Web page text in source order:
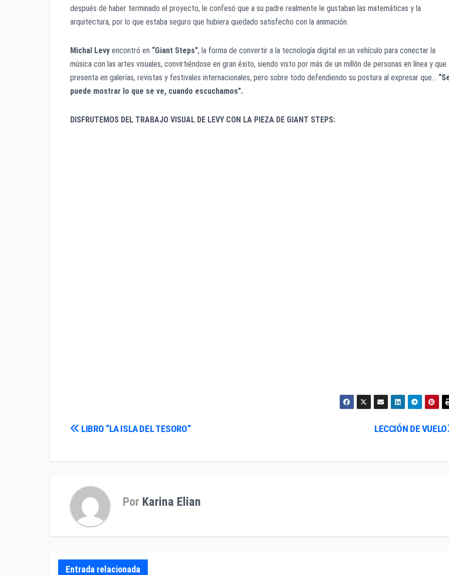
después de haber terminado el proyecto, le confesó que a su padre realmente le gustaban las matemáticas y la
arquitectura, por lo que estaba seguro que hubiera quedado satisfecho con la animación.
Michal Levy encontró en “Giant Steps”, la forma de convertir a la tecnología digital en un vehículo para conectar la
música con las artes visuales, convirtiéndose en gran éxito, siendo visto por más de un millón de personas en línea y que
presenta en galerías, revistas y festivales internacionales, pero sobre todo defendiendo su postura al expresar que…
puede mostrar lo que se ve, cuando escuchamos”.
DISFRUTEMOS DEL TRABAJO VISUAL DE LEVY CON LA PIEZA DE GIANT STEPS:
Navegación
LECCIÓN DE VUELO
LIBRO “LA ISLA DEL TESORO”
Por Karina Elian
Entrada relacionada